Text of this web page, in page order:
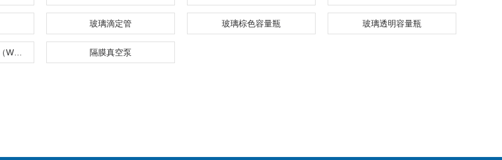
玻璃滴定管 玻璃棕色容量瓶 玻璃透明容量瓶
隔膜真空泵